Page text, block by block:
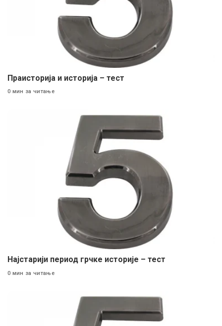
Праисторија и историја – тест
0 мин за читање
Најстарији период грчке историје – тест
0 мин за читање